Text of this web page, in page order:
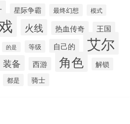
星际争霸 最终幻想 模式
火线 热血传奇 王国
的是 等级 自己的 艾尔
装备 西游 角色 解锁
都是 骑士